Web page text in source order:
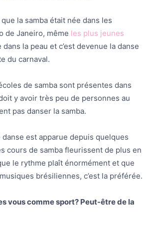
que la samba était née dans les
de Janeiro, même les plus jeunes
la peau et c’est devenue la danse
du carnaval.
de samba sont présentes dans
y avoir très peu de personnes au
pas danser la samba.
est apparue depuis quelques
cours de samba fleurissent de plus en
le rythme plaît énormément et que
brésiliennes, c’est la préférée.
vous comme sport? Peut-être de la